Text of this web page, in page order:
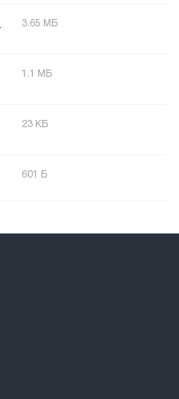
3.65 МБ
1.1 МБ
23 КБ
601 Б